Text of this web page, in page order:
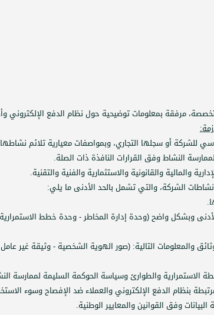
مرفقة بمعلومات توضيحية حول نظام الدفع الإلكتروني
للشركة أو سجلها التجاري، وبمواصفات معيارية تلائم
النشاط وفق القرارات النافذة ذات الصلة.
والمالية والقانونية والاستثمارية والفنية والتقنية.
نشاطات الشركة،والتي تشمل بالحد الأدنى ما يلي:
وبشكل واضح (وحدة إدارة المخاطر - وحدة خطط
والمعلومات التالية: (صور الهوية الشخصية - وثيقة غير
والطوارئ وسياسة الحوكمة السليمة لممارسة
بنظام الدفع الإلكتروني والعملاء ضد الإفصاح وسوء
وفق القوانين والمعايير الوطنية.